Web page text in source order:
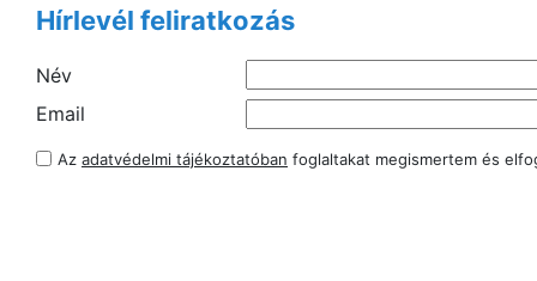
Hírlevél feliratkozás
Név
Email
Az adatvédelmi tájékoztatóban foglaltakat megismertem és